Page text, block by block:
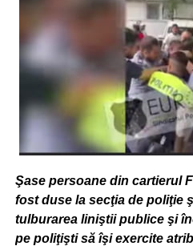
Şase persoane din cartierul
fost duse la secţia de poliţie
tulburarea liniştii publice şi
pe poliţişti să îşi exercite